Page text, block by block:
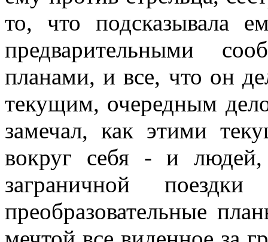
то, что подсказывала
предварительными
планами, и все, что он
текущим, очередным
замечал, как этими
вокруг себя - и
заграничной
преобразовательные